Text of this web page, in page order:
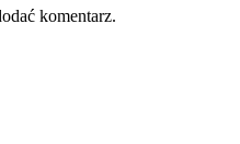
komentarz.